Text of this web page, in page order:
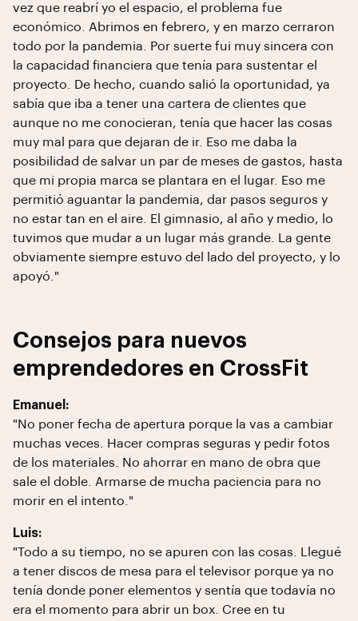
vez que reabrí yo el espacio, el problema fue
económico. Abrimos en febrero, y en marzo cerraron
todo por la pandemia. Por suerte fui muy sincera con
la capacidad financiera que tenía para sustentar el
proyecto. De hecho, cuando salió la oportunidad, ya
sabía que iba a tener una cartera de clientes que
aunque no me conocieran, tenía que hacer las cosas
muy mal para que dejaran de ir. Eso me daba la
posibilidad de salvar un par de meses de gastos, hasta
que mi propia marca se plantara en el lugar. Eso me
permitió aguantar la pandemia, dar pasos seguros y
no estar tan en el aire. El gimnasio, al año y medio, lo
tuvimos que mudar a un lugar más grande. La gente
obviamente siempre estuvo del lado del proyecto, y lo
apoyó."
Consejos para nuevos
emprendedores en CrossFit
Emanuel:
"No poner fecha de apertura porque la vas a cambiar
muchas veces. Hacer compras seguras y pedir fotos
de los materiales. No ahorrar en mano de obra que
sale el doble. Armarse de mucha paciencia para no
morir en el intento."
Luis:
"Todo a su tiempo, no se apuren con las cosas. Llegué
a tener discos de mesa para el televisor porque ya no
tenía donde poner elementos y sentía que todavía no
era el momento para abrir un box. Cree en tu